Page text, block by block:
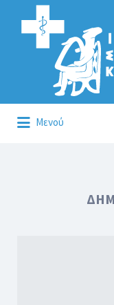
Αναζήτηση
για:
Μενού
για: